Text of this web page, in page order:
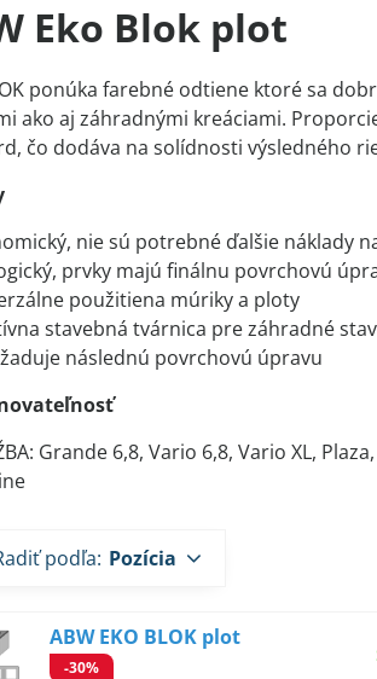
Eko Blok plot
ponúka farebné odtiene ktoré sa
ako aj záhradnými kreáciami.
čo dodáva na solídnosti výsledného
nie sú potrebné ďalšie náklady
prvky majú finálnu povrchovú
použitiena múriky a ploty
stavebná tvárnica pre záhradné
následnú povrchovú úpravu
Grande 6,8, Vario 6,8, Vario XL,
podľa: Pozícia
ABW EKO BLOK plot
-30%